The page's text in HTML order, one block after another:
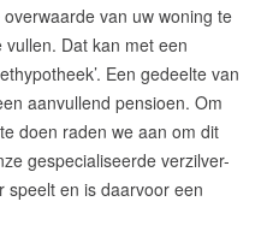
van uw woning te
Dat kan met een
Een gedeelte van
aanvullend pensioen. Om
doen raden we aan om dit
gespecialiseerde verzilver-
speelt en is daarvoor een